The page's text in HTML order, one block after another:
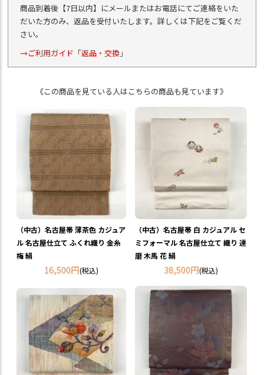
商品到着後【7日以内】にメールまたはお電話にてご連絡をいた
だいた方のみ、返品を受付いたします。詳しくは下記をご覧くだ
さい。
→ご利用ガイド「返品・交換」
《この商品を見ている人はこちらの商品も見ています》
（中古）名古屋帯 薄茶色 カジュア
ル 名古屋仕立て ふくれ織り 金糸
梅 絹
16,500円(税込)
（中古）名古屋帯 白 カジュアル セ
ミフォーマル 名古屋仕立て 織り 達
磨 木馬 花 絹
38,500円(税込)